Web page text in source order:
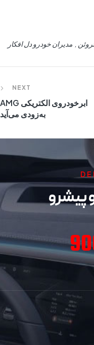
مدیران خودرو دل افکار
NEXT
ابرخودروی الکتریکی AMG
به‌زودی می‌آید
پیشرو